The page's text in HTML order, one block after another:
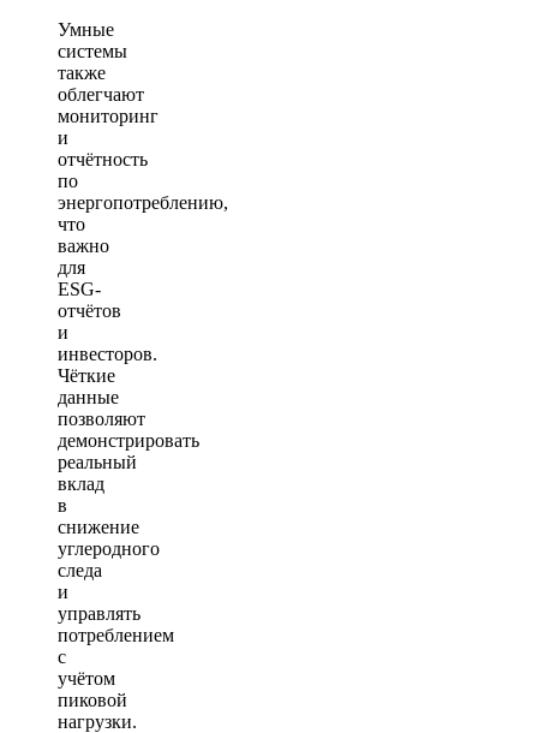
Умные
системы
также
облегчают
мониторинг
и
отчётность
по
энергопотреблению,
что
важно
для
ESG-
отчётов
и
инвесторов.
Чёткие
данные
позволяют
демонстрировать
реальный
вклад
в
снижение
углеродного
следа
и
управлять
потреблением
с
учётом
пиковой
нагрузки.